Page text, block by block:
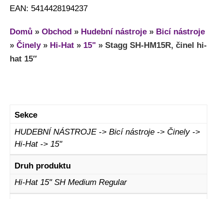
EAN: 5414428194237
Domů » Obchod » Hudební nástroje » Bicí nástroje
» Činely» Hi-Hat » 15" » Stagg SH-HM15R, činel hi-
hat 15″
Sekce
HUDEBNÍ NÁSTROJE -> Bicí nástroje -> Činely ->
Hi-Hat -> 15"
Druh produktu
Hi-Hat 15" SH Medium Regular